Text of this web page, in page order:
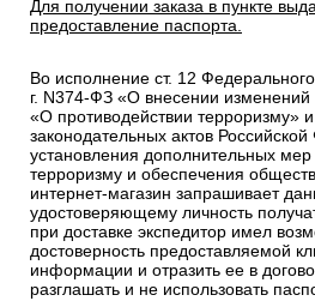
Для получении заказа в пункте
предоставление паспорта.
Во исполнение ст. 12
г. N374-ФЗ «О внесении
«О противодействии терроризму»
законодательных актов
установления дополнительных мер
терроризму и обеспечения
интернет-магазин запрашивает
удостоверяющему личность
при доставке экспедитор имел
достоверность предоставляемой
информации и отразить ее в
разглашать и не использовать